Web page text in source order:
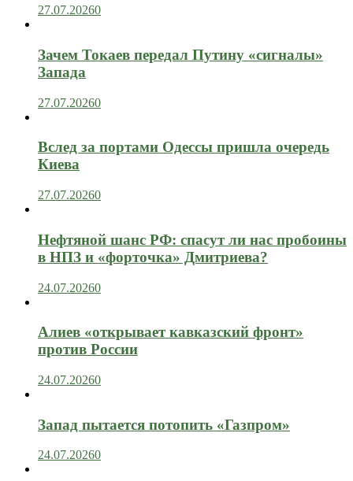
27.07.20260
Зачем Токаев передал Путину «сигналы»
Запада
27.07.20260
Вслед за портами Одессы пришла очередь
Киева
27.07.20260
Нефтяной шанс РФ: спасут ли нас пробоины
в НПЗ и «форточка» Дмитриева?
24.07.20260
Алиев «открывает кавказский фронт»
против России
24.07.20260
Запад пытается потопить «Газпром»
24.07.20260